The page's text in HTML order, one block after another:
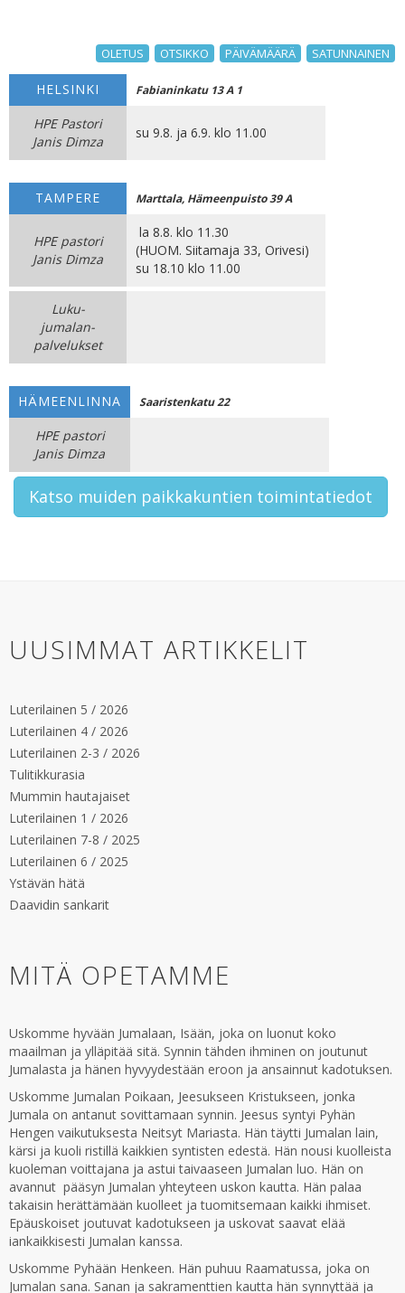
OLETUS OTSIKKO PÄIVÄMÄÄRÄ SATUNNAINEN
HELSINKI Fabianinkatu 13 A 1
HPE Pastori
Janis Dimza
su 9.8. ja 6.9. klo 11.00
TAMPERE Marttala, Hämeenpuisto 39 A
HPE pastori
Janis Dimza
la 8.8. klo 11.30
(HUOM. Siitamaja 33, Orivesi)
su 18.10 klo 11.00
Luku-
jumalan-
palvelukset
HÄMEENLINNA Saaristenkatu 22
HPE pastori
Janis Dimza
Katso muiden paikkakuntien toimintatiedot
UUSIMMAT ARTIKKELIT
Luterilainen 5 / 2026
Luterilainen 4 / 2026
Luterilainen 2-3 / 2026
Tulitikkurasia
Mummin hautajaiset
Luterilainen 1 / 2026
Luterilainen 7-8 / 2025
Luterilainen 6 / 2025
Ystävän hätä
Daavidin sankarit
MITÄ OPETAMME
Uskomme hyvään Jumalaan, Isään, joka on luonut koko
maailman ja ylläpitää sitä. Synnin tähden ihminen on joutunut
Jumalasta ja hänen hyvyydestään eroon ja ansainnut kadotuksen.
Uskomme Jumalan Poikaan, Jeesukseen Kristukseen, jonka
Jumala on antanut sovittamaan synnin. Jeesus syntyi Pyhän
Hengen vaikutuksesta Neitsyt Mariasta. Hän täytti Jumalan lain,
kärsi ja kuoli ristillä kaikkien syntisten edestä. Hän nousi kuolleista
kuoleman voittajana ja astui taivaaseen Jumalan luo. Hän on
avannut pääsyn Jumalan yhteyteen uskon kautta. Hän palaa
takaisin herättämään kuolleet ja tuomitsemaan kaikki ihmiset.
Epäuskoiset joutuvat kadotukseen ja uskovat saavat elää
iankaikkisesti Jumalan kanssa.
Uskomme Pyhään Henkeen. Hän puhuu Raamatussa, joka on
Jumalan sana. Sanan ja sakramenttien kautta hän synnyttää ja